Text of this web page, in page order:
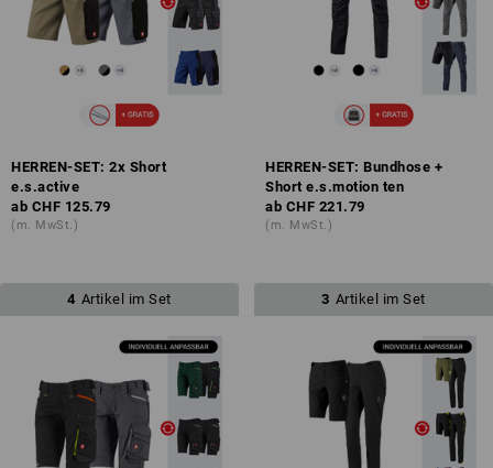
HERREN-SET: 2x Short
e.s.active
ab CHF 125.79
(m. MwSt.)
HERREN-SET: Bundhose +
Short e.s.motion ten
ab CHF 221.79
(m. MwSt.)
4 Artikel im Set 3 Artikel im Set